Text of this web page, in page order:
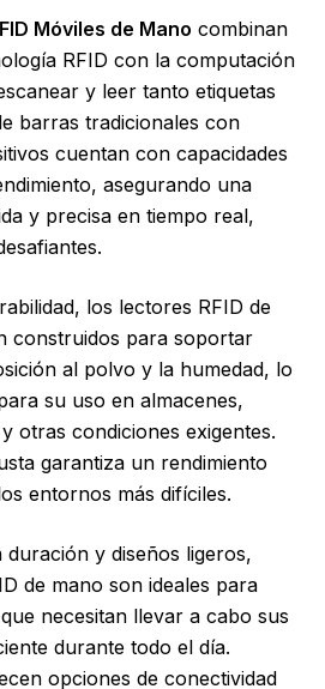
Móviles de Mano combinan
RFID con la computación
y leer tanto etiquetas
barras tradicionales con
cuentan con capacidades
asegurando una
y precisa en tiempo real,
los lectores RFID de
construidos para soportar
al polvo y la humedad, lo
su uso en almacenes,
otras condiciones exigentes.
garantiza un rendimiento
entornos más difíciles.
y diseños ligeros,
de mano son ideales para
necesitan llevar a cabo sus
durante todo el día.
opciones de conectividad